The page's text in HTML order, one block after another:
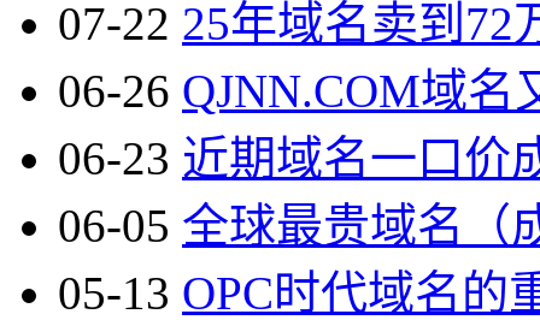
07-22 25年域名卖到72
06-26 QJNN.COM域名
06-23 近期域名一口价
06-05 全球最贵域名（
05-13 OPC时代域名的